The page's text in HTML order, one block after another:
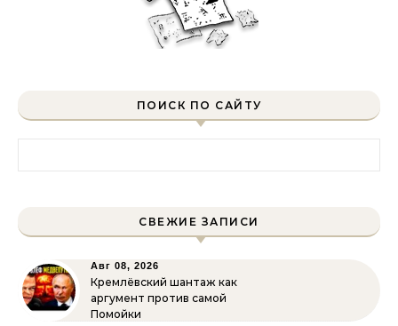
ПОИСК ПО САЙТУ
СВЕЖИЕ ЗАПИСИ
Авг 08, 2026
Кремлёвский шантаж как
аргумент против самой
Помойки